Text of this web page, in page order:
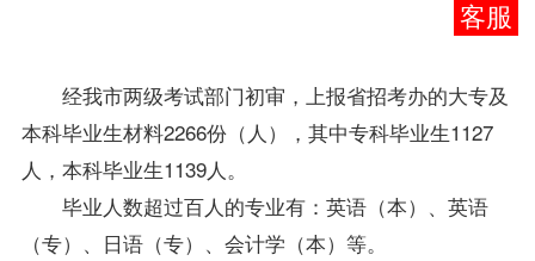
经我市两级考试部门初审，上报省招考办的大专及
本科毕业生材料2266份（人），其中专科毕业生1127
人，本科毕业生1139人。
毕业人数超过百人的专业有：英语（本）、英语
（专）、日语（专）、会计学（本）等。
客服